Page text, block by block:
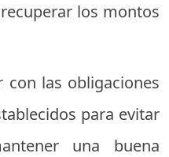
los montos
con las obligaciones
para evitar
una buena